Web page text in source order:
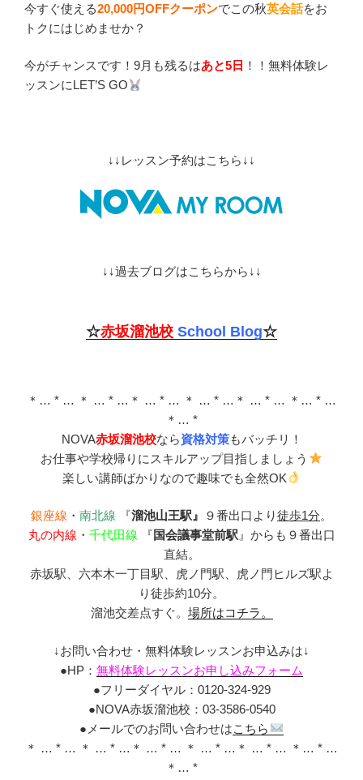
今すぐ使える20,000円OFFクーポンでこの秋英会話をお
トクにはじめませか？
今がチャンスです！9月も残るはあと5日 ！！無料体験レ
ッスンにLET’S GO
↓↓レッスン予約はこちら↓↓
↓↓過去ブログはこちらから↓↓
☆赤坂溜池校 School Blog☆
＊… * … ＊ … * …＊ … * … ＊ … * …＊ … * … ＊… * …
＊… *
NOVA赤坂溜池校なら資格対策もバッチリ！
お仕事や学校帰りにスキルアップ目指しましょう
楽しい講師ばかりなので趣味でも全然OK
銀座線 ・ 南北線 『溜池山王駅』 ９番出口より徒歩1分。
丸の内線 ・ 千代田線 『国会議事堂前駅 』からも９番出口
直結。
赤坂駅、六本木一丁目駅、虎ノ門駅、虎ノ門ヒルズ駅よ
り徒歩約10分。
溜池交差点すぐ。 場所はコチラ。
↓お問い合わせ・無料体験レッスンお申込みは↓
●HP： 無料体験レッスンお申し込みフォーム
●フリーダイヤル：0120-324-929
●NOVA赤坂溜池校：03‐3586‐0540
●メールでのお問い合わせはこちら
＊ … * … ＊ … * …＊ … * … ＊ … * …＊ … * … ＊… * …
＊… *